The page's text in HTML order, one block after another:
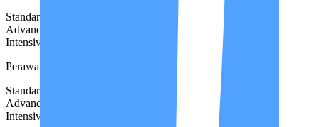
Standard
Advanced
Intensive
Perawat STR
Standard
Advanced
Intensive